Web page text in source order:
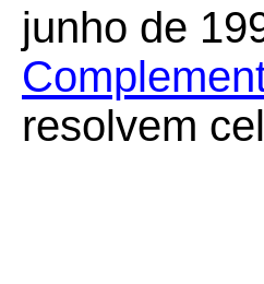
junho de
resolvem